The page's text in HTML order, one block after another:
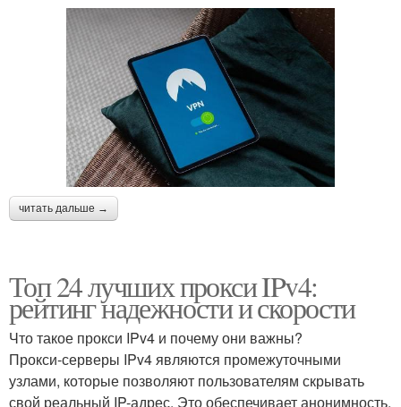
читать дальше →
Топ 24 лучших прокси IPv4:
рейтинг надежности и скорости
Что такое прокси IPv4 и почему они важны?
Прокси-серверы IPv4 являются промежуточными
узлами, которые позволяют пользователям скрывать
свой реальный IP-адрес. Это обеспечивает анонимность,